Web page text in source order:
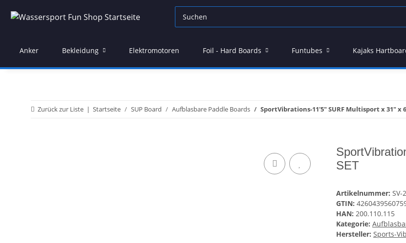
Anker Bekleidung Elektromotoren Foil - Hard Boards Funtubes Kajaks
Zurück zur Liste Startseite SUP Board Aufblasbare Paddle Boards SportVibrations-11'5" SURF Multisport x 31" x
SET
Artikelnummer: SV-
GTIN:
HAN: 200.110.115
Kategorie:
Hersteller: Sports-